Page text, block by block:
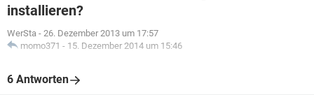
installieren?
WerSta - 26. Dezember 2013 um 17:57
momo371 - 15. Dezember 2014 um 15:46
6 Antworten